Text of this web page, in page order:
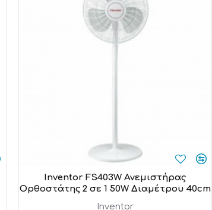
Inventor
Inventor FS403W Ανεμιστήρας
Ορθοστάτης 2 σε 1 50W Διαμέτρου 40cm